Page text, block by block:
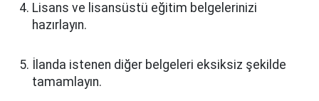
Lisans ve lisansüstü eğitim belgelerinizi
hazırlayın.
İlanda istenen diğer belgeleri eksiksiz şekilde
tamamlayın.